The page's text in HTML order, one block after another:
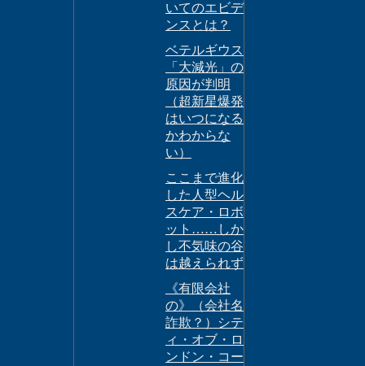
いてのエビデ
ンスとは？
ベテルギウス
「大減光」の
原因が判明
（超新星爆発
はいつになる
かわからな
い）
ここまで進化
した人型ヘル
スケア・ロボ
ット……しか
し不気味の谷
は越えられず
《有限会社
の》（会社名
詐欺？）シテ
ィ・オブ・ロ
ンドン・コー